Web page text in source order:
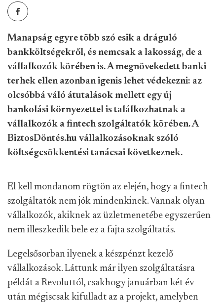
Manapság egyre több szó esik a dráguló
bankköltségekről, és nemcsak a lakosság, de a
vállalkozók körében is. A megnövekedett banki
terhek ellen azonban igenis lehet védekezni: az
olcsóbbá váló átutalások mellett egy új
bankolási környezettel is találkozhatnak a
vállalkozók a fintech szolgáltatók körében. A
BiztosDöntés.hu vállalkozásoknak szóló
költségcsökkentési tanácsai következnek.
El kell mondanom rögtön az elején, hogy a fintech
szolgáltatók nem jók mindenkinek. Vannak olyan
vállalkozók, akiknek az üzletmenetébe egyszerűen
nem illeszkedik bele ez a fajta szolgáltatás.
Legelsősorban ilyenek a készpénzt kezelő
vállalkozások. Láttunk már ilyen szolgáltatásra
példát a Revoluttól, csakhogy januárban két év
után mégiscsak kifulladt az a projekt, amelyben